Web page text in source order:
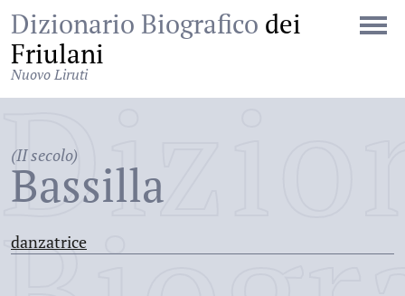
Dizionario Biografico dei
Friulani
Nuovo Liruti
(II secolo)
Bassilla
danzatrice